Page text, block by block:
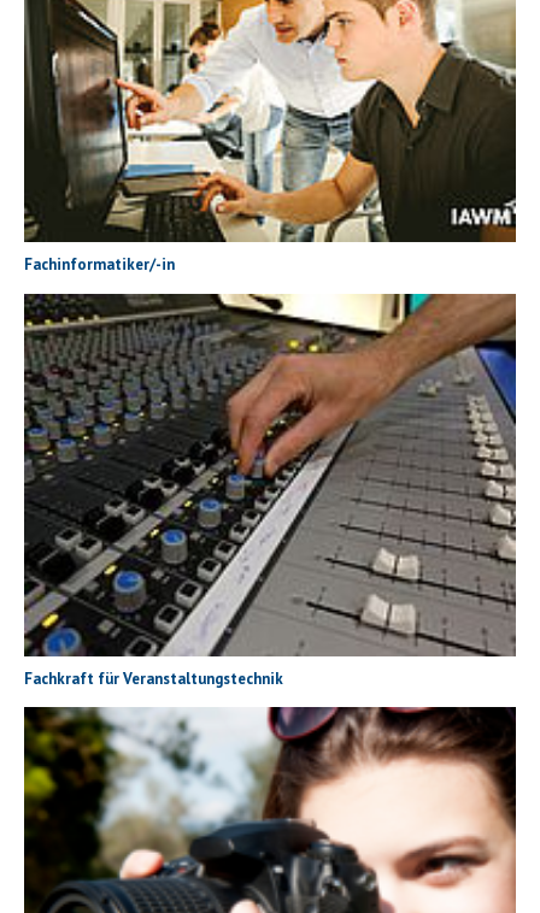
Fachinformatiker/-in
Fachkraft für Veranstaltungstechnik